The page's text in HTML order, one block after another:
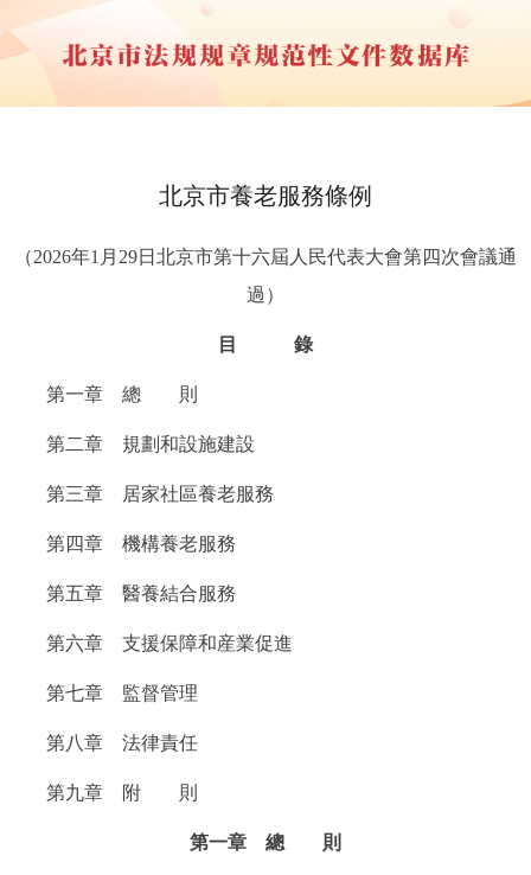
北京市養老服務條例
（2026年1月29日北京市第十六屆人民代表大會第四次會議通
過）
目 錄
第一章 總 則
第二章 規劃和設施建設
第三章 居家社區養老服務
第四章 機構養老服務
第五章 醫養結合服務
第六章 支援保障和産業促進
第七章 監督管理
第八章 法律責任
第九章 附 則
第一章 總 則